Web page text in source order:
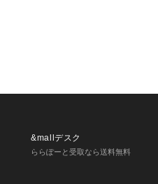
チャコールグレー モ
ズ：48
&mallデスク
ららぽーと受取なら送料無料